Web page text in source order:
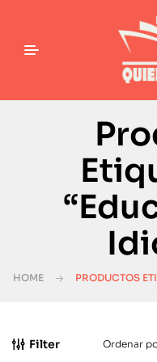
HOME PRODUCTOS
Filter